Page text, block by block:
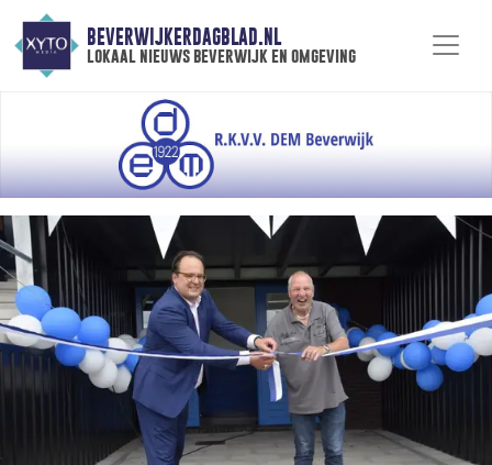
BEVERWIJKERDAGBLAD.NL
lokaal nieuws beverwijk en omgeving